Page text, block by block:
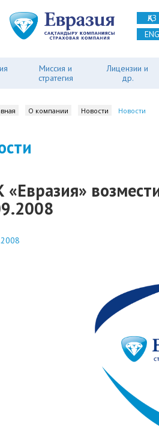
ҚАЗ
ENG
Миссия и
стратегия
Лицензии и
др.
О компании Новости Новости
«Евразия»